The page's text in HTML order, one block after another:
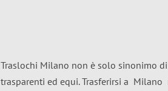
Traslochi Milano non è solo sinonimo di
trasparenti ed equi. Trasferirsi a Milano